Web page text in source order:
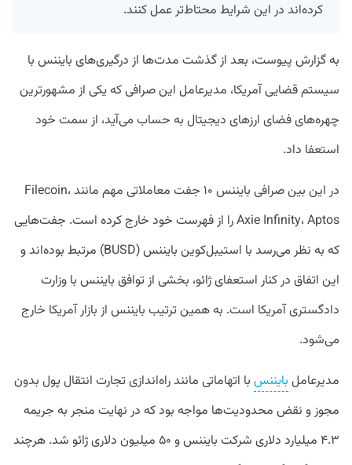
کرده‌اند در این شرایط محتاط‌تر عمل کنند.
به گزارش پیوست، بعد از گذشت مدت‌ها از درگیری‌های بایننس با
سیستم قضایی آمریکا، مدیرعامل این صرافی که یکی از مشهورترین
چهره‌های فضای ارزهای دیجیتال به حساب می‌آید، از سمت خود
استعفا داد.
در این بین صرافی بایننس ۱۰ جفت‌ معاملاتی مهم مانند Filecoin،
Axie Infinity، Aptos را از فهرست خود خارج کرده است. جفت‌هایی
که به نظر می‌رسد با استیبل‌کوین بایننس (BUSD) مرتبط بوده‌اند و
این اتفاق در کنار استعفای ژائو، بخشی از توافق بایننس با وزارت
دادگستری آمریکا است. به همین ترتیب بایننس از بازار آمریکا خارج
می‌شود.
مدیرعامل بایننس با اتهاماتی مانند راه‌اندازی تجارت انتقال پول بدون
مجوز و نقض محدودیت‌ها مواجه بود که در نهایت منجر به جریمه
۴.۳ میلیارد دلاری شرکت بایننس و ۵۰ میلیون دلاری ژائو شد. هرچند